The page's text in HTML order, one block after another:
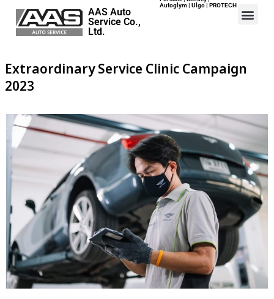
Events
About Us
ปอร์เช่ เอเอเอสฯ พลิกแนวคิด
After Sale สู่ Porsche Ownership
Experience แบบครบวงจร ผ่าน
AAS Auto
Service Co.,
Ltd.
Autoglym | Ulgo | PROTECH
Extraordinary Service Clinic Campaign
2023